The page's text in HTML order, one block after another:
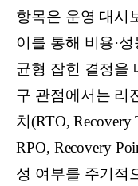
항목은 운영 대시
이를 통해 비용·
균형 잡힌 결정을
구 관점에서는 리
치(RTO, Recovery
RPO, Recovery
성 여부를 주기적